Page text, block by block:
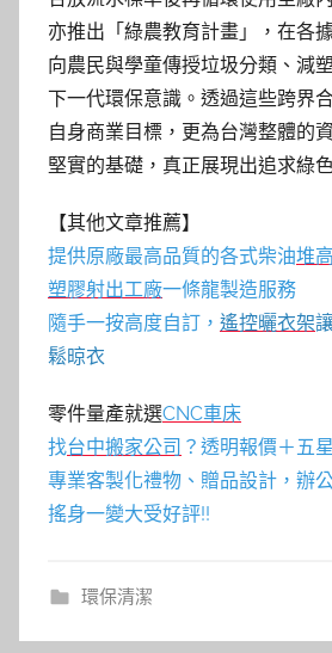
亦推出「綠農教育計畫」，在各
向農民與學童傳授垃圾分類、減
下一代環保意識。透過這些跨界
自身商業目標，更為台灣整體的
堅實的基礎，真正展現出追求綠
【其他文章推薦】
提供原廠最高品質的各式柴油堆
塑膠射出工廠一條龍製造服務
隨手一按高度自訂， 遙控曬衣架
鬆晾衣
零件量產就選CNC車床
找台中搬家公司 ？透明報價＋五
專業客製化禮物、贈品設計，辦
搖身一變大受好評!!
環保清潔